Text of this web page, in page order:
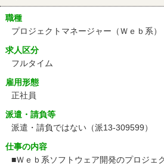
職種
プロジェクトマネージャー（Ｗｅｂ系）
求人区分
フルタイム
雇用形態
正社員
派遣・請負等
派遣・請負ではない（派13-309599）
仕事の内容
■Ｗｅｂ系ソフトウェア開発のプロジェ